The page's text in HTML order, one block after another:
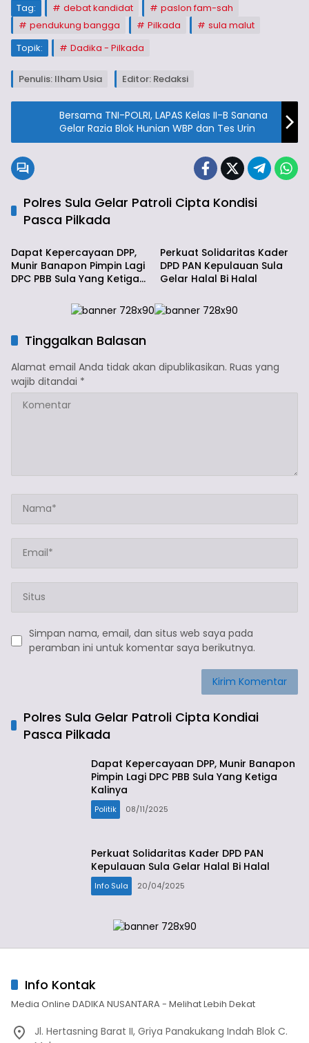
Tag: debat kandidat
paslon fam-sah
pendukung bangga
Pilkada
sula malut
Topik:
Dadika - Pilkada
Penulis: Ilham Usia Editor: Redaksi
Bersama TNI-POLRI, LAPAS Kelas II-B Sanana
Gelar Razia Blok Hunian WBP dan Tes Urin
Polres Sula Gelar Patroli Cipta Kondisi
Pasca Pilkada
Politik
Dapat Kepercayaan DPP,
Munir Banapon Pimpin Lagi
DPC PBB Sula Yang Ketiga
Perkuat Solidaritas Kader
DPD PAN Kepulauan Sula
Gelar Halal Bi Halal
Tinggalkan Balasan
Alamat email Anda tidak akan dipublikasikan. Ruas yang
wajib ditandai *
Simpan nama, email, dan situs web saya pada
peramban ini untuk komentar saya berikutnya.
Polres Sula Gelar Patroli Cipta Kondiai
Pasca Pilkada
Dapat Kepercayaan DPP, Munir Banapon
Pimpin Lagi DPC PBB Sula Yang Ketiga
Kalinya
Politik 08/11/2025
Perkuat Solidaritas Kader DPD PAN
Kepulauan Sula Gelar Halal Bi Halal
Info Sula 20/04/2025
Info Kontak
Media Online DADIKA NUSANTARA - Melihat Lebih Dekat
Jl. Hertasning Barat II, Griya Panakukang Indah Blok C.